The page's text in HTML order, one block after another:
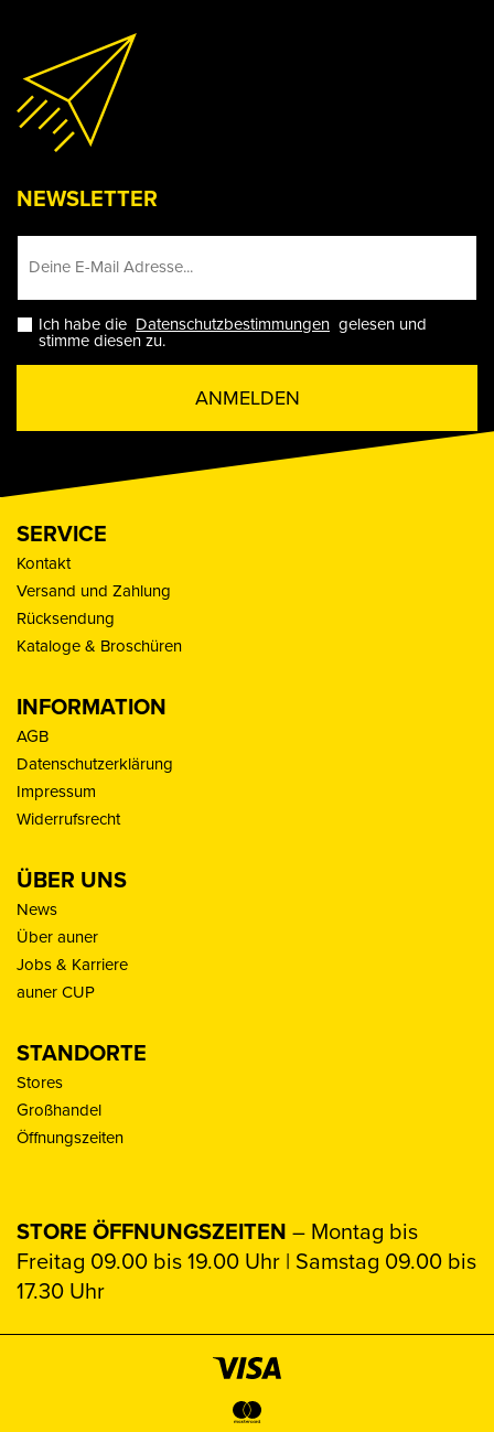
NEWSLETTER
Ich habe die Datenschutzbestimmungen gelesen und
stimme diesen zu.
ANMELDEN
SERVICE
Kontakt
Versand und Zahlung
Rücksendung
Kataloge & Broschüren
INFORMATION
AGB
Datenschutzerklärung
Impressum
Widerrufsrecht
ÜBER UNS
News
Über auner
Jobs & Karriere
auner CUP
STANDORTE
Stores
Großhandel
Öffnungszeiten
STORE ÖFFNUNGSZEITEN – Montag bis
Freitag 09.00 bis 19.00 Uhr | Samstag 09.00 bis
17.30 Uhr